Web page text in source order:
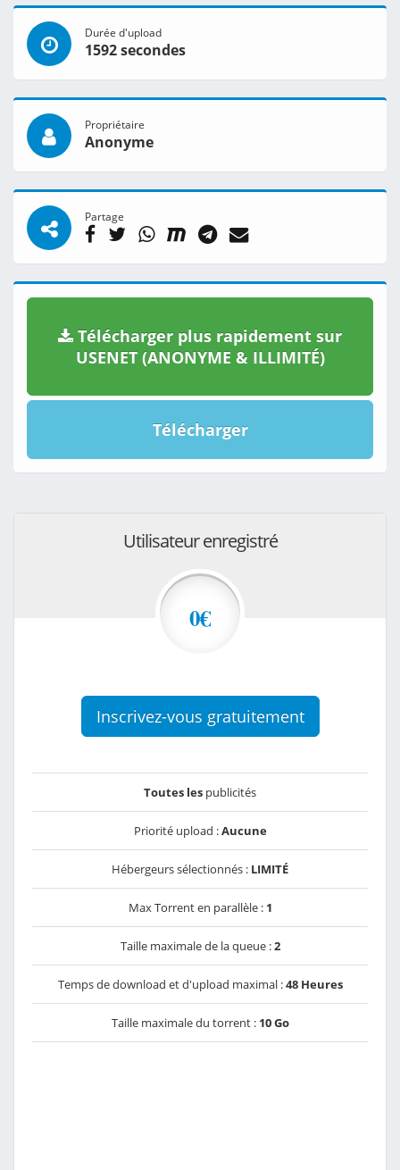
Durée d'upload
1592 secondes
Propriétaire
Anonyme
Partage
Télécharger plus rapidement sur
USENET (ANONYME & ILLIMITÉ)
Télécharger
Utilisateur enregistré
0€
Inscrivez-vous gratuitement
Toutes les publicités
Priorité upload :Aucune
Hébergeurs sélectionnés : LIMITÉ
Max Torrent en parallèle : 1
Taille maximale de la queue :2
Temps de download et d'upload maximal :48 Heures
Taille maximale du torrent : 10 Go